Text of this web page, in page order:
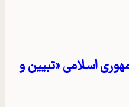
اسلامی «تبیین و